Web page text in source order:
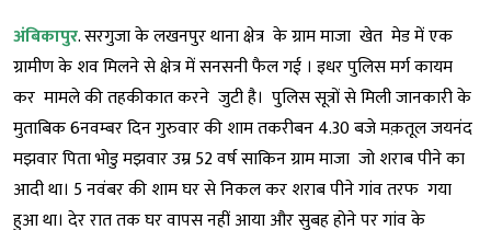
अंबिकापुर. सरगुजा के लखनपुर थाना क्षेत्र के ग्राम माजा खेत मेड में एक
ग्रामीण के शव मिलने से क्षेत्र में सनसनी फैल गई । इधर पुलिस मर्ग कायम
कर मामले की तहकीकात करने जुटी है। पुलिस सूत्रों से मिली जानकारी के
मुताबिक 6नवम्बर दिन गुरुवार की शाम तकरीबन 4.30 बजे मक़तूल जयनंद
मझवार पिता भोडु मझवार उम्र 52 वर्ष साकिन ग्राम माजा जो शराब पीने का
आदी था। 5 नवंबर की शाम घर से निकल कर शराब पीने गांव तरफ गया
हुआ था। देर रात तक घर वापस नहीं आया और सुबह होने पर गांव के